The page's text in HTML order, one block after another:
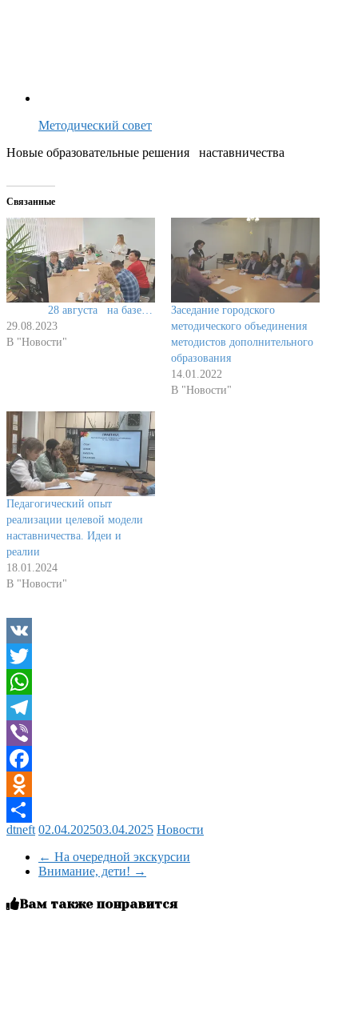
Методический совет
Новые образовательные решения наставничества
Связанные
28 августа на базе…
29.08.2023
В "Новости"
Заседание городского
методического объединения
методистов дополнительного
образования
14.01.2022
В "Новости"
Педагогический опыт
реализации целевой модели
наставничества. Идеи и
реалии
18.01.2024
В "Новости"
VK
Twitter
WhatsApp
Telegram
Viber
Facebook
Odnoklassniki
Отправить
dtneft 02.04.202503.04.2025 Новости
← На очередной экскурсии
Внимание, дети! →
Вам также понравится